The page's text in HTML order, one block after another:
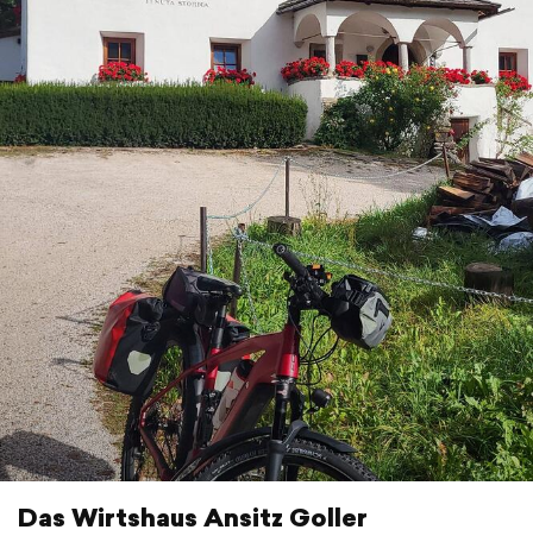
Das Wirtshaus Ansitz Goller